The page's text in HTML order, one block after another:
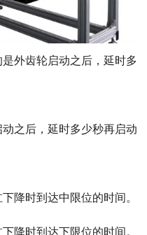
外齿轮启动之后，延时多
之后，延时多少秒再启动
降时到达中限位的时间。
降时到达下限位的时间。